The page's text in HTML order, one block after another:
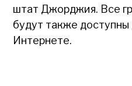
штат Джорджия. Все
будут также доступны
Интернете.